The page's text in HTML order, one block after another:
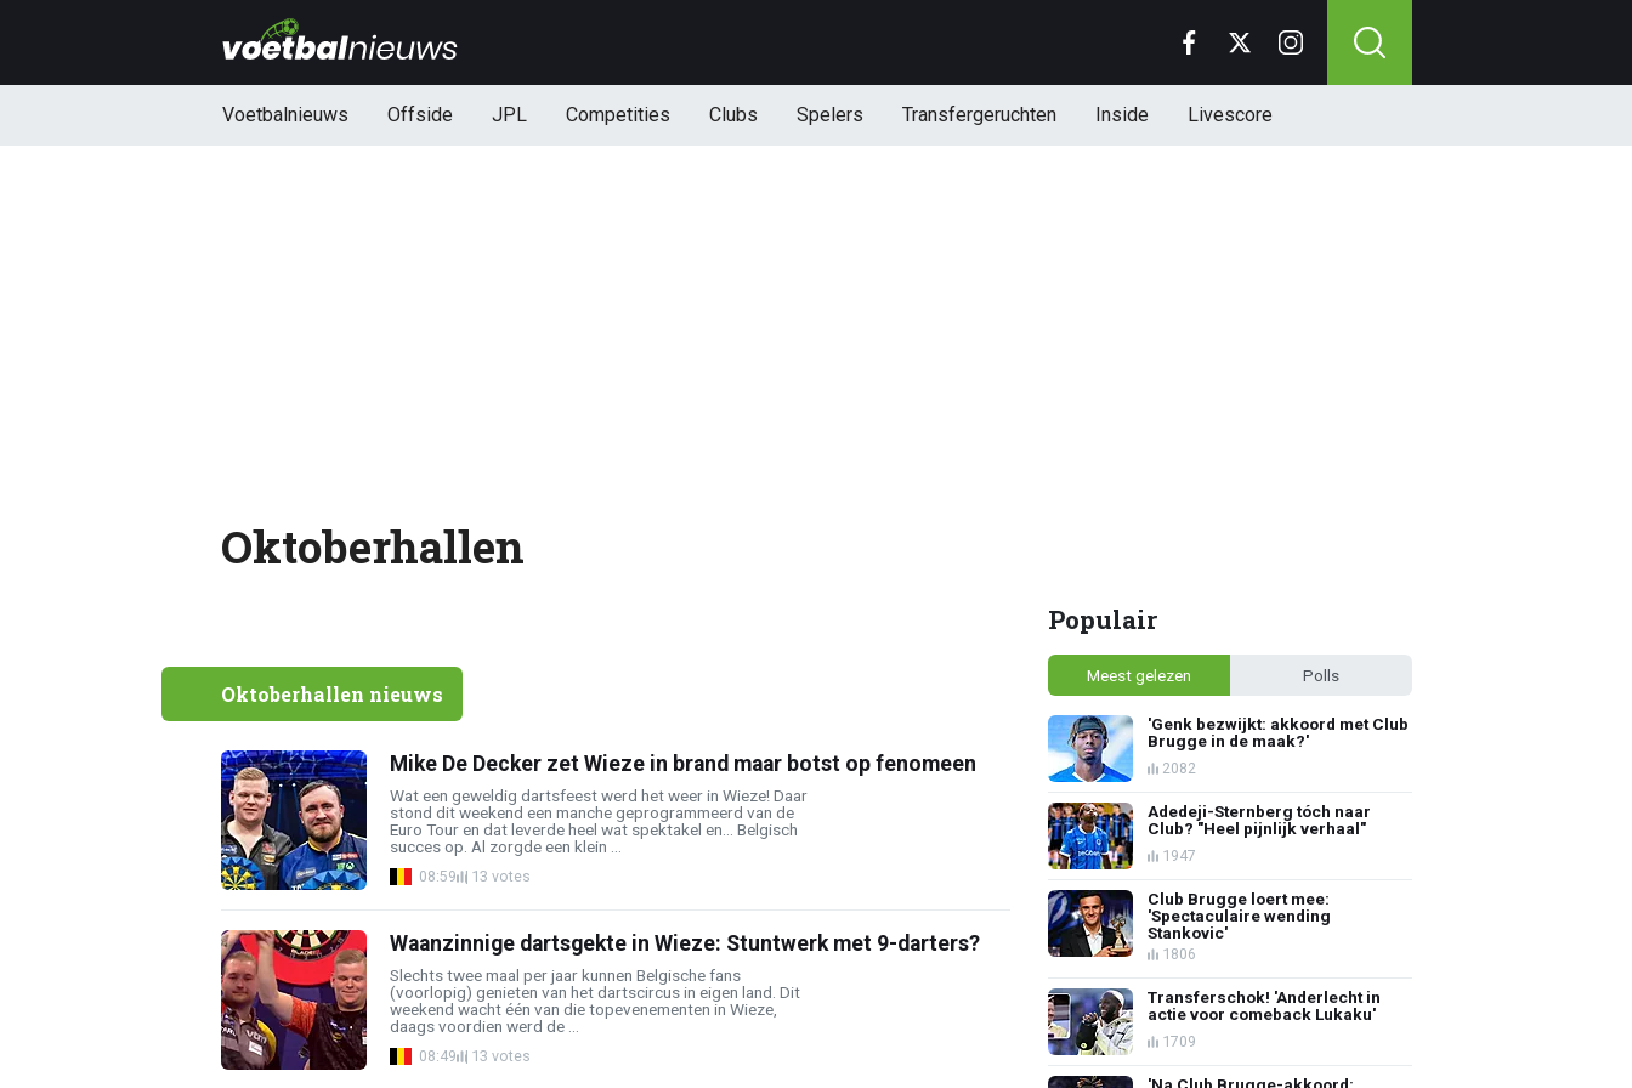
Voetbalnieuws Offside JPL Competities Clubs Spelers Transfergeruchten Inside Livescore
Oktoberhallen
Oktoberhallen nieuws
Mike De Decker zet Wieze in brand maar botst op fenomeen
Wat een geweldig dartsfeest werd het weer in Wieze! Daar
stond dit weekend een manche geprogrammeerd van de
Euro Tour en dat leverde heel wat spektakel en... Belgisch
succes op. Al zorgde een klein ...
08:59 13 votes
Waanzinnige dartsgekte in Wieze: Stuntwerk met 9-darters?
Slechts twee maal per jaar kunnen Belgische fans
(voorlopig) genieten van het dartscircus in eigen land. Dit
weekend wacht één van die topevenementen in Wieze,
daags voordien werd de ...
08:49 13 votes
Populair
Meest gelezen Polls
'Genk bezwijkt: akkoord met Club
Brugge in de maak?'
2082
Adedeji-Sternberg tóch naar
Club? "Heel pijnlijk verhaal"
1947
Club Brugge loert mee:
'Spectaculaire wending
Stankovic'
1806
Transferschok! 'Anderlecht in
actie voor comeback Lukaku'
1709
'Na Club Brugge-akkoord: